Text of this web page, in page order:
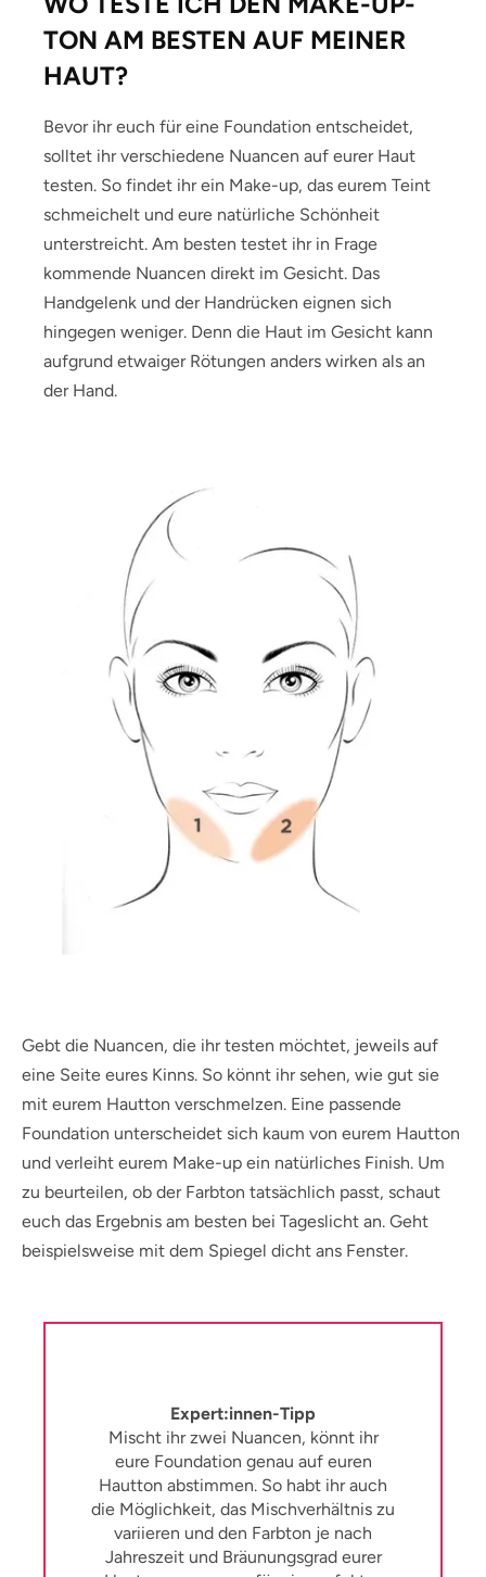
TON AM BESTEN AUF MEINER
HAUT?
Bevor ihr euch für eine Foundation entscheidet,
solltet ihr verschiedene Nuancen auf eurer Haut
testen. So findet ihr ein Make-up, das eurem Teint
schmeichelt und eure natürliche Schönheit
unterstreicht. Am besten testet ihr in Frage
kommende Nuancen direkt im Gesicht. Das
Handgelenk und der Handrücken eignen sich
hingegen weniger. Denn die Haut im Gesicht kann
aufgrund etwaiger Rötungen anders wirken als an
der Hand.
Gebt die Nuancen, die ihr testen möchtet, jeweils auf
eine Seite eures Kinns. So könnt ihr sehen, wie gut sie
mit eurem Hautton verschmelzen. Eine passende
Foundation unterscheidet sich kaum von eurem Hautton
und verleiht eurem Make-up ein natürliches Finish. Um
zu beurteilen, ob der Farbton tatsächlich passt, schaut
euch das Ergebnis am besten bei Tageslicht an. Geht
beispielsweise mit dem Spiegel dicht ans Fenster.
Expert:innen-Tipp
Mischt ihr zwei Nuancen, könnt ihr
eure Foundation genau auf euren
Hautton abstimmen. So habt ihr auch
die Möglichkeit, das Mischverhältnis zu
variieren und den Farbton je nach
Jahreszeit und Bräunungsgrad eurer